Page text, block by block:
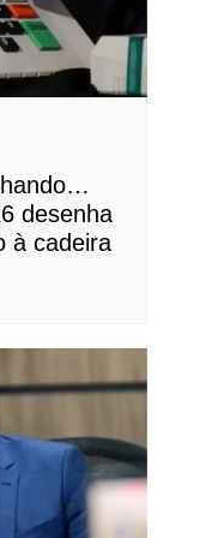
desenha
à cadeira